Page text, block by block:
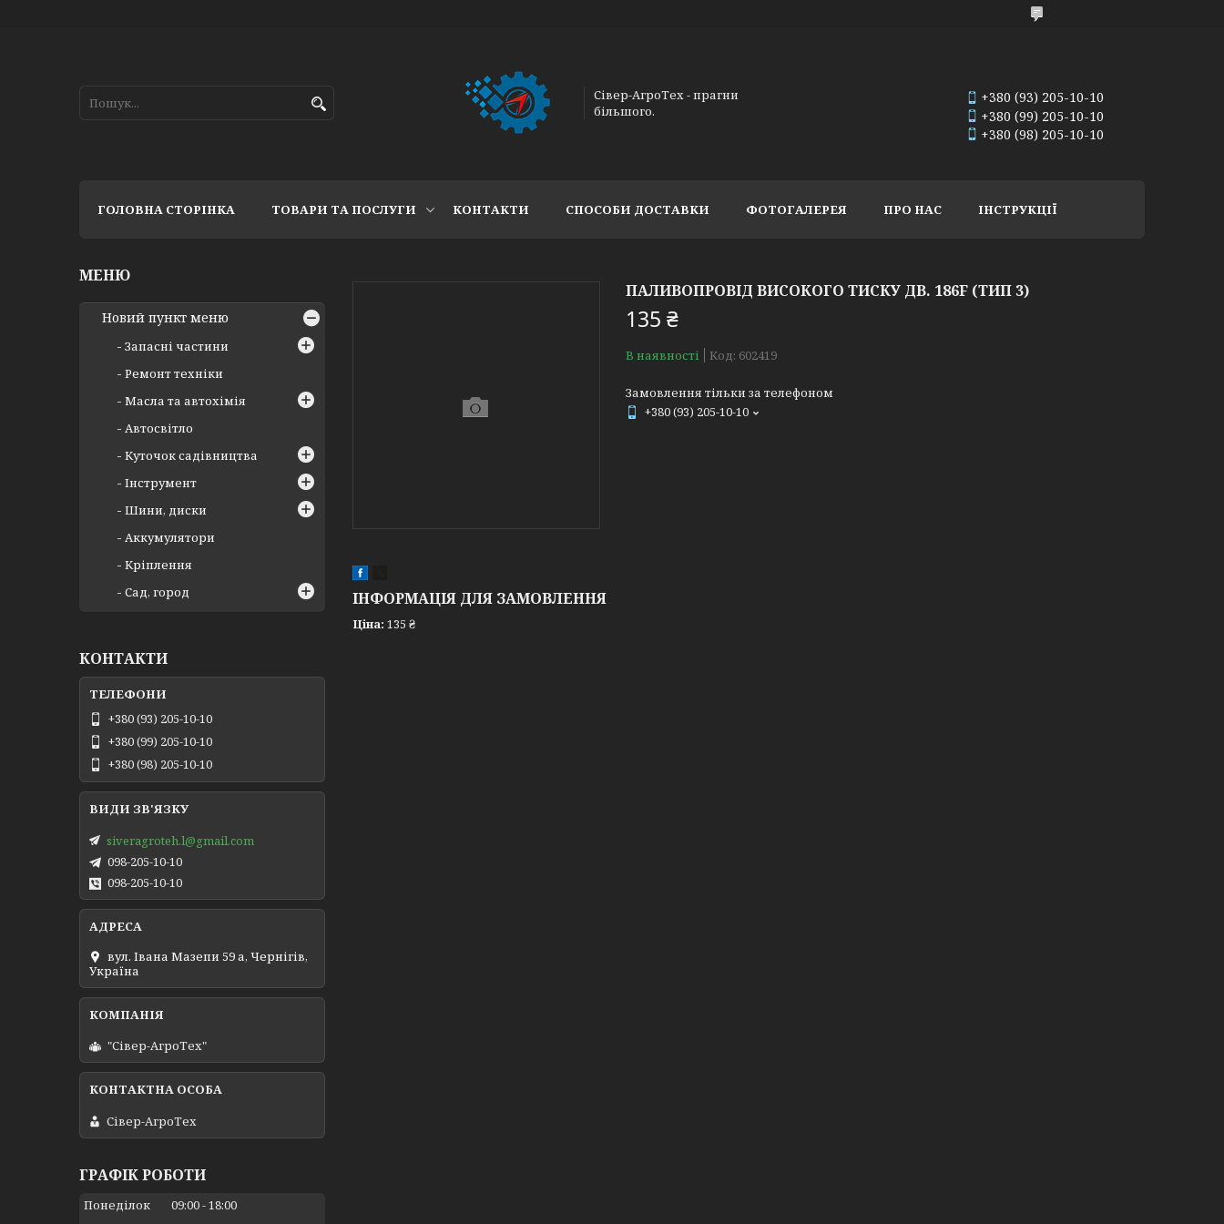
Сівер-АгроТех - прагни
більшого.
+380 (93) 205-10-10
+380 (99) 205-10-10
+380 (98) 205-10-10
ГОЛОВНА СТОРІНКА ТОВАРИ ТА ПОСЛУГИ КОНТАКТИ СПОСОБИ ДОСТАВКИ ФОТОГАЛЕРЕЯ ПРО НАС ІНСТРУКЦІЇ
ПАЛИВОПРОВІД ВИСОКОГО ТИСКУ ДВ. 186F (ТИП 3)
135 ₴
В наявності Код: 602419
Замовлення тільки за телефоном
+380 (93) 205-10-10
ІНФОРМАЦІЯ ДЛЯ ЗАМОВЛЕННЯ
Ціна: 135 ₴
Новий пункт меню
Запасні частини
Ремонт техніки
Масла та автохімія
Автосвітло
Куточок садівництва
Інструмент
Шини, диски
Аккумулятори
Кріплення
Сад, город
КОНТАКТИ
+380 (93) 205-10-10
+380 (99) 205-10-10
+380 (98) 205-10-10
siveragroteh.l@gmail.com
098-205-10-10
098-205-10-10
вул. Івана Мазепи 59 а, Чернігів,
Україна
"Сівер-АгроТех"
Сівер-АгроТех
ГРАФІК РОБОТИ
Понеділок 09:00 18:00